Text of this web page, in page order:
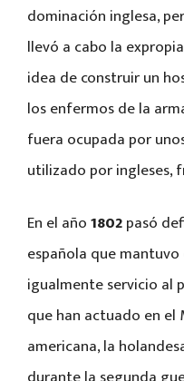
dominación inglesa,
llevó a cabo la
idea de construir un
los enfermos de la
fuera ocupada por
utilizado por ingleses,
En el año1802pasó
española que
igualmente servicio al
que han actuado en
americana, la